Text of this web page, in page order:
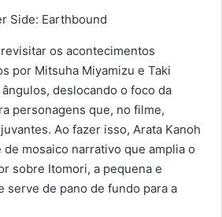
os acontecimentos
por Mitsuha Miyamizu e Taki
deslocando o foco da
personagens que, no filme,
Ao fazer isso, Arata Kanoh
mosaico narrativo que amplia o
sobre Itomori, a pequena e
serve de pano de fundo para a